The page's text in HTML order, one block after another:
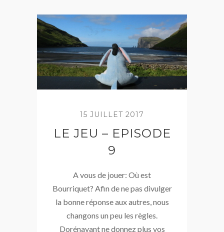
15 JUILLET 2017
LE JEU – EPISODE
9
A vous de jouer: Où est
Bourriquet? Afin de ne pas divulger
la bonne réponse aux autres, nous
changons un peu les règles.
Dorénavant ne donnez plus vos